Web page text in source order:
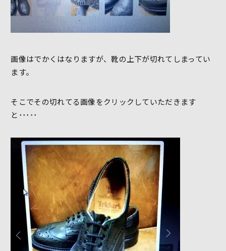
画像はでかくはなりますが、靴の上下が切れてしまってい
ます。
そこでその切れてる画像をクリックしていただきます
と･････